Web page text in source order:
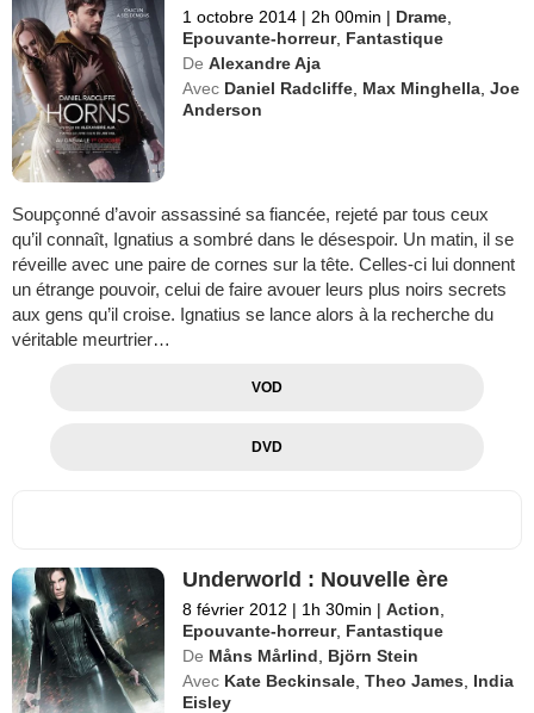
1 octobre 2014 | 2h 00min | Drame
Epouvante-horreur, Fantastique
De Alexandre Aja
Avec Daniel Radcliffe Max Minghella ,Joe
Anderson
Soupçonné d’avoir assassiné sa fiancée, rejeté par tous ceux
qu’il connaît, Ignatius a sombré dans le désespoir. Un matin, il se
réveille avec une paire de cornes sur la tête. Celles-ci lui donnent
un étrange pouvoir, celui de faire avouer leurs plus noirs secrets
aux gens qu’il croise. Ignatius se lance alors à la recherche du
véritable meurtrier…
VOD
DVD
Underworld : Nouvelle ère
8 février 2012 | 1h 30min | Action
Epouvante-horreur, Fantastique
De Måns Mårlind
Björn Stein
Avec Kate Beckinsale ,Theo James
India
Eisley